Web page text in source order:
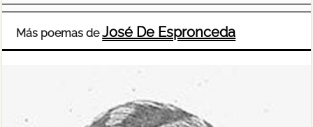
Más poemas deJosé De Espronceda